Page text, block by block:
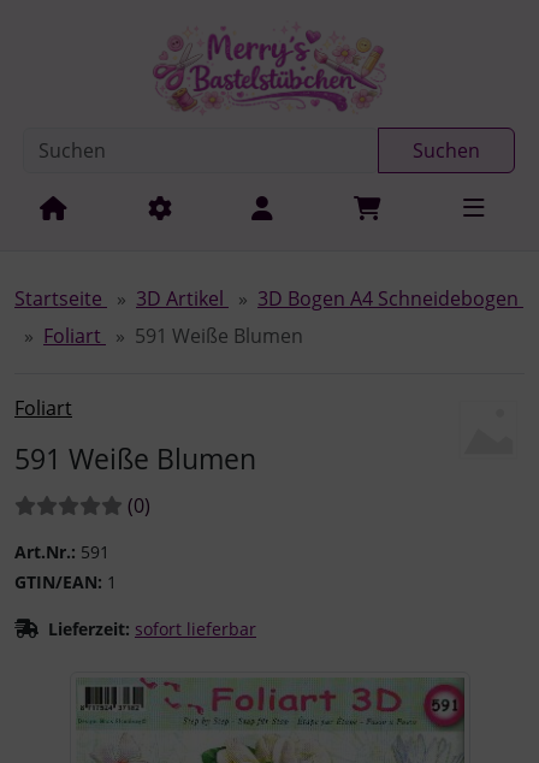
Springe zur Navigation
Suchen
Startseite 3D Artikel
3D Bogen A4 Schneidebogen
Foliart
591 Weiße Blumen
Foliart
591 Weiße Blumen
Bewertungen:
(0Bewertungen
)
Art.Nr.: 591
GTIN/EAN: 1
Lieferzeit: sofort lieferbar
Wenn mehr als ein Produktbild existiert, können Sie die